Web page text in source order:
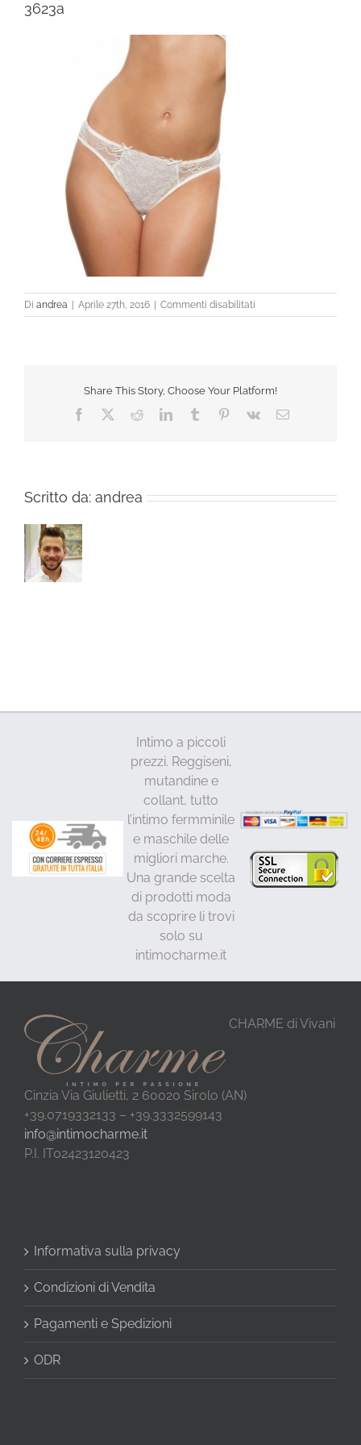
3623a
Di andrea Aprile 27th, 2016 Commenti disabilitati
3623a
Share This Story, Choose Your Platform!
Facebook RedditLinkedInTumblr Pinterest
Vk Email
Scritto da: andrea
Intimo a piccoli
prezzi. Reggiseni,
mutandine e
collant, tutto
l’intimo fermminile
e maschile delle
migliori marche.
Una grande scelta
di prodotti moda
da scoprire li trovi
solo su
intimocharme.it
CHARME di Vivani
Cinzia Via Giulietti, 2 60020 Sirolo (AN)
+39.0719332133 – +39.3332599143
info@intimocharme.it
P.I. IT02423120423
Informativa sulla privacy
Condizioni di Vendita
Pagamenti e Spedizioni
ODR